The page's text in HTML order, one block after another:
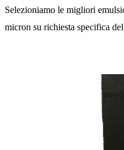
Selezioniamo le migliori
micron su richiesta specifica